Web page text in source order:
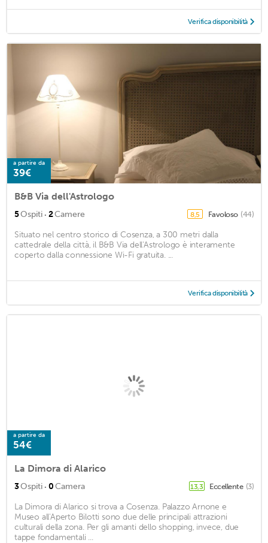
Verifica disponibilità
a partire da
39€
B&B Via dell'Astrologo
5Ospiti · 2Camere 8,5 Favoloso (44)
Situato nel centro storico di Cosenza, a 300 metri dalla
cattedrale della città, il B&B Via dell'Astrologo è interamente
coperto dalla connessione Wi-Fi gratuita. ...
Verifica disponibilità
a partire da
54€
La Dimora di Alarico
3Ospiti · 0Camera 13,3 Eccellente (3)
La Dimora di Alarico si trova a Cosenza. Palazzo Arnone e
Museo all'Aperto Bilotti sono due delle principali attrazioni
culturali della zona. Per gli amanti dello shopping, invece, due
tappe fondamentali ...